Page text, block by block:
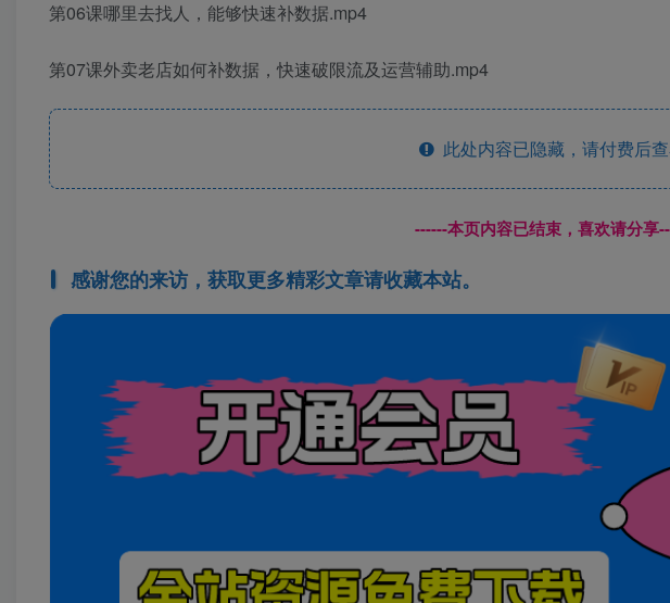
第06课哪里去找人，能够快速补数据.mp4
第07课外卖老店如何补数据，快速破限流及运营辅助.mp4
此处内容已隐藏，请付费后
------本页内容已结束，喜欢请分享
感谢您的来访，获取更多精彩文章请收藏本站。